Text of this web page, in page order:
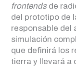
frontendsde
del prototipo de
responsable del
simulación
que definirá los
tierra y llevará a